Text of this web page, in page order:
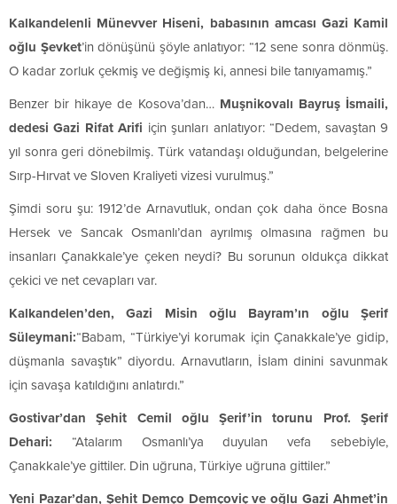
Kalkandelenli Münevver Hiseni, babasının amcası Gazi Kamil
oğlu Şevket’in dönüşünü şöyle anlatıyor: “12 sene sonra dönmüş.
O kadar zorluk çekmiş ve değişmiş ki, annesi bile tanıyamamış.”
Benzer bir hikaye de Kosova’dan… Muşnikovalı Bayruş İsmaili,
dedesi Gazi Rifat Arifi için şunları anlatıyor: “Dedem, savaştan 9
yıl sonra geri dönebilmiş. Türk vatandaşı olduğundan, belgelerine
Sırp-Hırvat ve Sloven Kraliyeti vizesi vurulmuş.”
Şimdi soru şu: 1912’de Arnavutluk, ondan çok daha önce Bosna
Hersek ve Sancak Osmanlı’dan ayrılmış olmasına rağmen bu
insanları Çanakkale’ye çeken neydi? Bu sorunun oldukça dikkat
çekici ve net cevapları var.
Kalkandelen’den, Gazi Misin oğlu Bayram’ın oğlu Şerif
Süleymani:“Babam, “Türkiye’yi korumak için Çanakkale’ye gidip,
düşmanla savaştık” diyordu. Arnavutların, İslam dinini savunmak
için savaşa katıldığını anlatırdı.”
Gostivar’dan Şehit Cemil oğlu Şerif’in torunu Prof. Şerif
Dehari: “Atalarım Osmanlı’ya duyulan vefa sebebiyle,
Çanakkale’ye gittiler. Din uğruna, Türkiye uğruna gittiler.”
Yeni Pazar’dan, Şehit Demço Demçoviç ve oğlu Gazi Ahmet’in